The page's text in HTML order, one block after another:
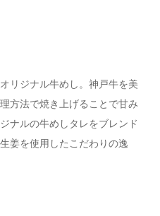
リジナル牛めし。神戸牛を美
方法で焼き上げることで甘み
ナルの牛めしタレをブレンド
姜を使用したこだわりの逸